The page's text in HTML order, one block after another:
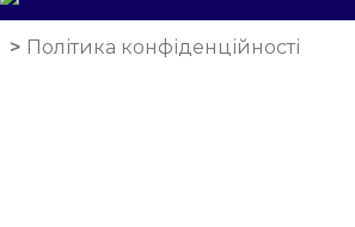
> Політика конфіденційності